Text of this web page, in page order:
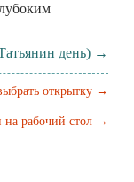
день) →
открытку →
на рабочий стол →